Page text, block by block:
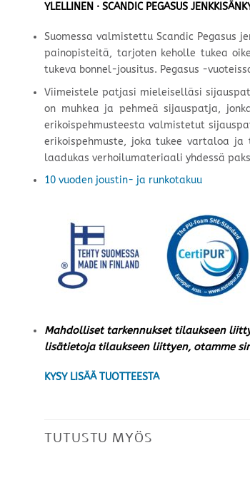
YLELLINEN · SCANDIC PEGASUS
Suomessa valmistettu Scandic Pegasus
painopisteitä, tarjoten keholle tukea
tukeva bonnel-jousitus. Pegasus -
Viimeistele patjasi mieleiselläsi
on muhkea ja pehmeä sijauspatja,
erikoispehmusteesta valmistetut
erikoispehmuste, joka tukee vartaloa
laadukas verhoilumateriaali yhdessä
10 vuoden joustin- ja runkotakuu
Mahdolliset tarkennukset tilaukseen
lisätietoja tilaukseen liittyen, otamme
KYSY LISÄÄ TUOTTEESTA
TUTUSTU MYÖS